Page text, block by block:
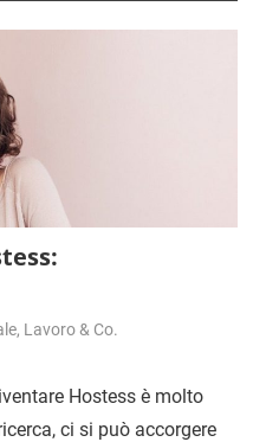
, Lavoro & Co.
Hostess è molto
ci si può accorgere